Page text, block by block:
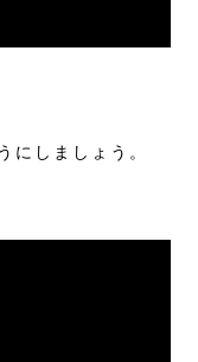
にしましょう。